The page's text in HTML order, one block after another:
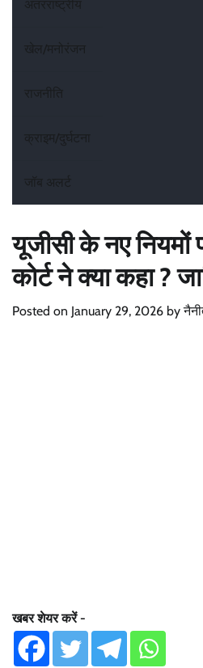
अंतरराष्ट्रीय
खेल/मनोरंजन
राजनीति
क्राइम/दुर्घटना
जॉब अलर्ट
यूजीसी के नए नियमों
कोर्ट ने क्या कहा ?
Posted on January 29, 2026 by
खबर शेयर करें -